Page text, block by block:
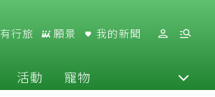
有行旅 願景 我的新聞
活動 寵物